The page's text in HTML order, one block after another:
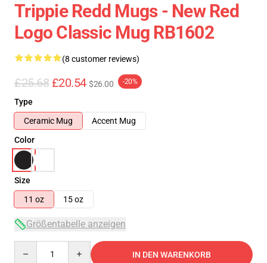
Trippie Redd Mugs - New Red
Logo Classic Mug RB1602
(8 customer reviews)
£25.68 £20.54 $26.00 -20%
Type
Ceramic Mug
Accent Mug
Color
Size
11 oz
15 oz
Größentabelle anzeigen
IN DEN WARENKORB